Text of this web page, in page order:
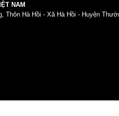
NAM
Thôn Hà Hồi - Xã Hà Hồi - Huyện